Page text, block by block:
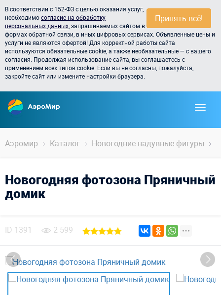
Принять всё!
В соответствии с 152-ФЗ с целью оказания услуг,
необходимосогласие на обработку
персональных данных , запрашиваемых сайтом в
формах обратной связи, в иных цифровых сервисах. Объявленные цены и
услуги не являются офертой! Для корректной работы сайта
используются обязательные cookie, а также необязательные — с вашего
согласия. Продолжая использование сайта, вы соглашаетесь с
применением всех типов cookie. Если вы не согласны, пожалуйста,
закройте сайт или измените настройки браузера.
Аэромир Каталог Новогодние надувные фигуры
Новогодняя фотозона Пряничный
домик
ID 1391 2 599